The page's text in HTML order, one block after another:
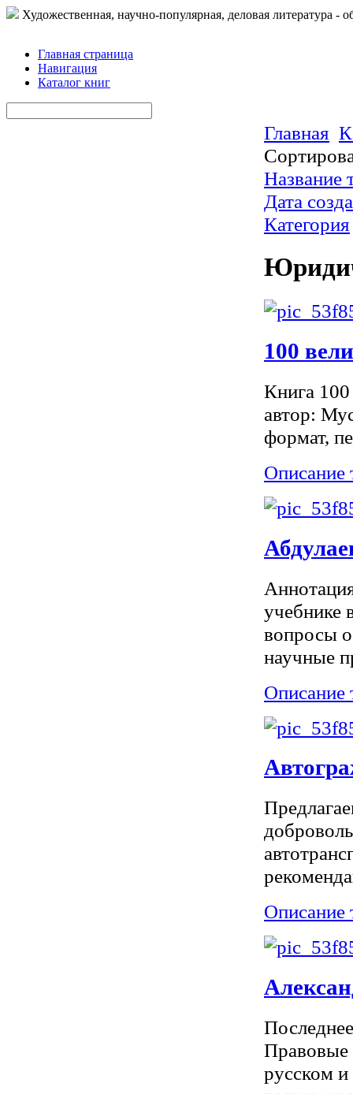
Художественная, научно-популярная, деловая литература -
Главная страница
Навигация
Каталог книг
Главная
Название
Дата
Категория
100
Книга 100
автор:
формат,
Описание
учебнике
вопросы
научные
Описание
Описание
Правовые
русском